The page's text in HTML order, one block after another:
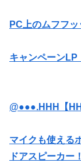
PC上のムフフ
キャンペーン
@●●●.HHH【
マイクも使える
ドアスピーカー